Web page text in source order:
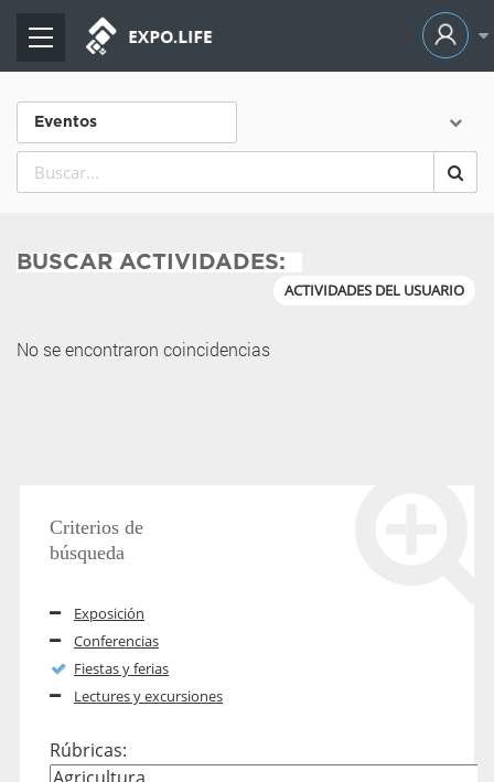
Eventos
BUSCAR ACTIVIDADES:
ACTIVIDADES DEL USUARIO
No se encontraron coincidencias
Criterios de
búsqueda
Exposición
Conferencias
Fiestas y ferias
Lectures y excursiones
Rúbricas: